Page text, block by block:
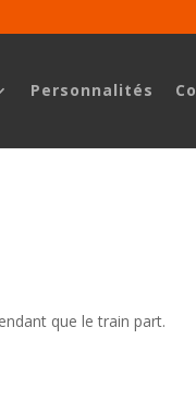
Personnalités
que le train part.